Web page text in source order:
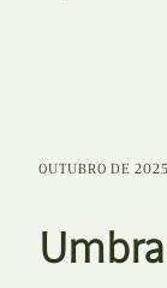
OUTUBRO DE 2025